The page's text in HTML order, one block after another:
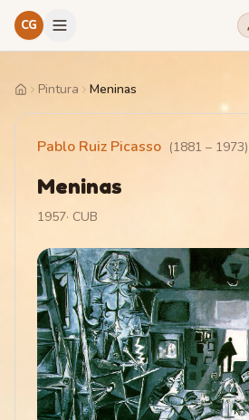
CG
HomePintura Meninas
Pablo Ruiz Picasso (1881 – 1973)
Meninas
1957· CUB